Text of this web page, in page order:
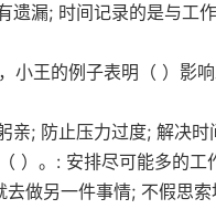
遗漏; 时间记录的是与工
小王的例子表明（ ）影
亲; 防止压力过度; 解决
）。: 安排尽可能多的工
做另一件事情; 不假思